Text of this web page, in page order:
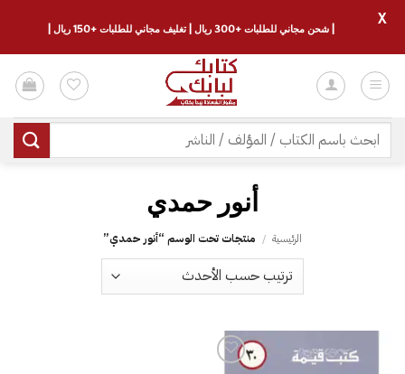
للمحتوى
البحث
عن:
أنور حمدي
الرئيسية / منتجات تحت الوسم “أنور حمدي”
| شحن مجاني للطلبات +300 ريال | تغليف مجاني للطلبات +150 ريال |
X